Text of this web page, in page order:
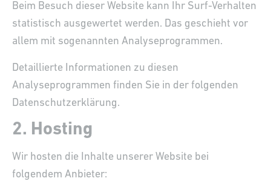
Beim Besuch dieser Website kann Ihr Surf-Verhalten
statistisch ausgewertet werden. Das geschieht vor
allem mit sogenannten Analyseprogrammen.
Detaillierte Informationen zu diesen
Analyseprogrammen finden Sie in der folgenden
Datenschutzerklärung.
2. Hosting
Wir hosten die Inhalte unserer Website bei
folgendem Anbieter: